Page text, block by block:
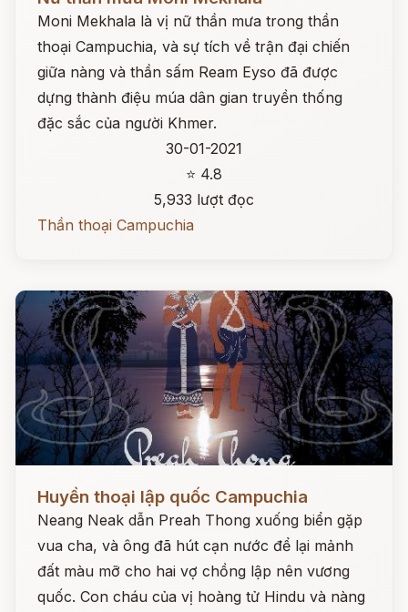
Moni Mekhala là vị nữ thần mưa trong thần
thoại Campuchia, và sự tích về trận đại chiến
giữa nàng và thần sấm Ream Eyso đã được
dựng thành điệu múa dân gian truyền thống
đặc sắc của người Khmer.
30-01-2021
⭐ 4.8
5,933 lượt đọc
Thần thoại Campuchia
Đọc ngay
Huyền thoại lập quốc Campuchia
Neang Neak dẫn Preah Thong xuống biển gặp
vua cha, và ông đã hút cạn nước để lại mảnh
đất màu mỡ cho hai vợ chồng lập nên vương
quốc. Con cháu của vị hoàng tử Hindu và nàng